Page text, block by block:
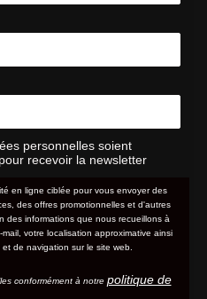
personnelles soient
recevoir la newsletter
en ligne ciblée pour vous envoyer des
des offres promotionnelles et d'autres
des informations que nous recueillons à
votre localisation approximative ainsi
de navigation sur le site web.
conformément à notre politique de